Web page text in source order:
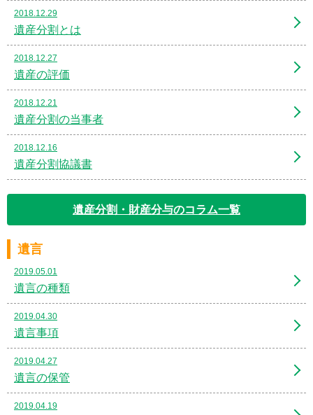
2018.12.29
遺産分割とは
2018.12.27
遺産の評価
2018.12.21
遺産分割の当事者
2018.12.16
遺産分割協議書
遺産分割・財産分与のコラム一覧
遺言
2019.05.01
遺言の種類
2019.04.30
遺言事項
2019.04.27
遺言の保管
2019.04.19